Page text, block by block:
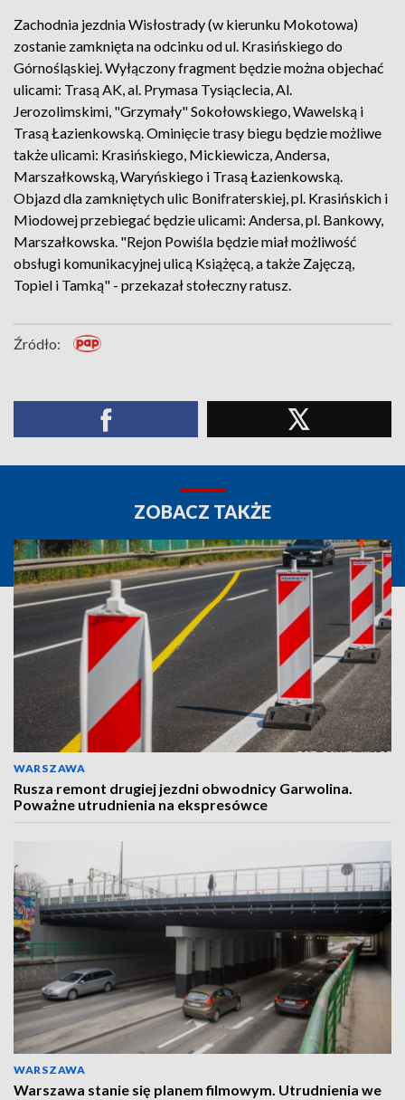
Zachodnia jezdnia Wisłostrady (w kierunku Mokotowa)
zostanie zamknięta na odcinku od ul. Krasińskiego do
Górnośląskiej. Wyłączony fragment będzie można objechać
ulicami: Trasą AK, al. Prymasa Tysiąclecia, Al.
Jerozolimskimi, "Grzymały" Sokołowskiego, Wawelską i
Trasą Łazienkowską. Ominięcie trasy biegu będzie możliwe
także ulicami: Krasińskiego, Mickiewicza, Andersa,
Marszałkowską, Waryńskiego i Trasą Łazienkowską.
Objazd dla zamkniętych ulic Bonifraterskiej, pl. Krasińskich i
Miodowej przebiegać będzie ulicami: Andersa, pl. Bankowy,
Marszałkowska. "Rejon Powiśla będzie miał możliwość
obsługi komunikacyjnej ulicą Książęcą, a także Zajęczą,
Topiel i Tamką" - przekazał stołeczny ratusz.
Źródło:
ZOBACZ TAKŻE
WARSZAWA
Rusza remont drugiej jezdni obwodnicy Garwolina.
Poważne utrudnienia na ekspresówce
WARSZAWA
Warszawa stanie się planem filmowym. Utrudnienia we